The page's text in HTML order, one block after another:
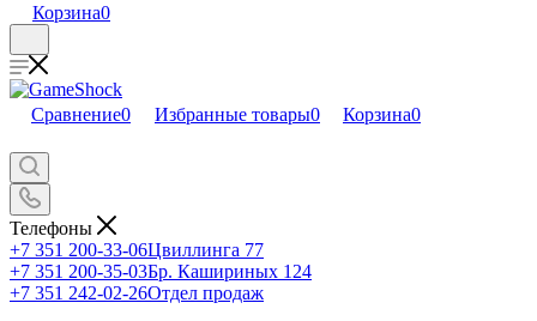
Корзина0
Сравнение0 Избранные товары0 Корзина0
Телефоны
+7 351 200-33-06Цвиллинга 77
+7 351 200-35-03Бр. Кашириных 124
+7 351 242-02-26Отдел продаж